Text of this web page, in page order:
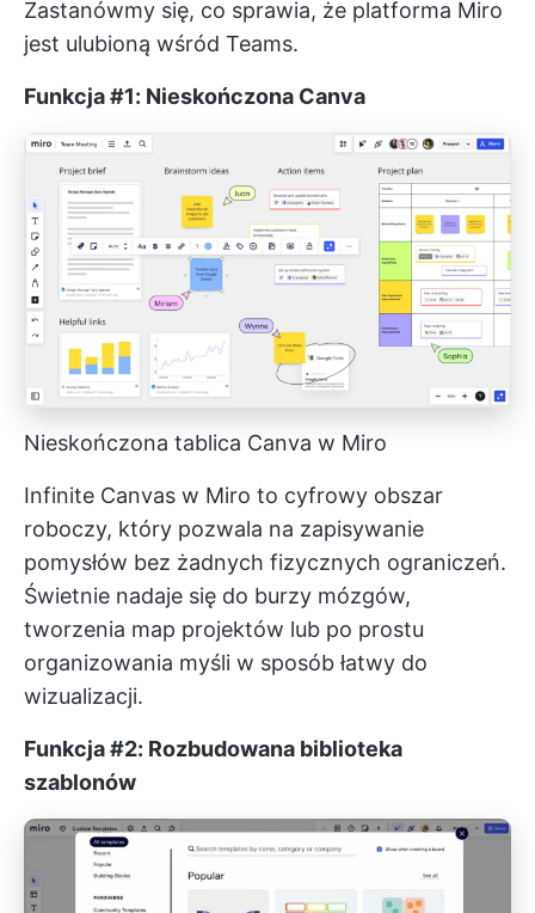
Zastanówmy się, co sprawia, że platforma Miro
jest ulubioną wśród Teams.
Funkcja #1: Nieskończona Canva
Nieskończona tablica Canva w Miro
Infinite Canvas w Miro to cyfrowy obszar
roboczy, który pozwala na zapisywanie
pomysłów bez żadnych fizycznych ograniczeń.
Świetnie nadaje się do burzy mózgów,
tworzenia map projektów lub po prostu
organizowania myśli w sposób łatwy do
wizualizacji.
Funkcja #2: Rozbudowana biblioteka
szablonów